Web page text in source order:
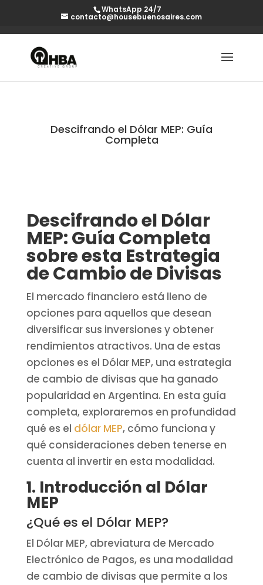
WhatsApp 24/7
contacto@housebuenosaires.com
Descifrando el Dólar MEP: Guía
Completa
Descifrando el Dólar
MEP: Guía Completa
sobre esta Estrategia
de Cambio de Divisas
El mercado financiero está lleno de
opciones para aquellos que desean
diversificar sus inversiones y obtener
rendimientos atractivos. Una de estas
opciones es el Dólar MEP, una estrategia
de cambio de divisas que ha ganado
popularidad en Argentina. En esta guía
completa, exploraremos en profundidad
qué es el dólar MEP, cómo funciona y
qué consideraciones deben tenerse en
cuenta al invertir en esta modalidad.
1. Introducción al Dólar
MEP
¿Qué es el Dólar MEP?
El Dólar MEP, abreviatura de Mercado
Electrónico de Pagos, es una modalidad
de cambio de divisas que permite a los